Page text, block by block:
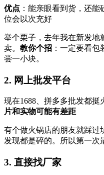
优点 ：能亲眼看到货，还能
位会以次充好
举个栗子，去年我在新发地
卖。 教你个招 ：一定要看
尝一小块。
2. 网上批发平台
现在1688、拼多多批发都挺
片和实物可能有差距
有个做火锅店的朋友就踩过
发现都是碎的。所以第一次
3. 直接找厂家